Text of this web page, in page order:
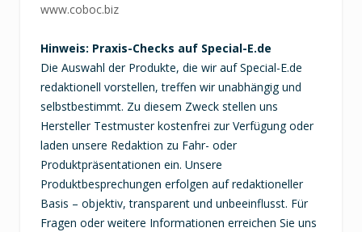
www.coboc.biz
Hinweis: Praxis-Checks auf Special-E.de
Die Auswahl der Produkte, die wir auf Special-E.de
redaktionell vorstellen, treffen wir unabhängig und
selbstbestimmt. Zu diesem Zweck stellen uns
Hersteller Testmuster kostenfrei zur Verfügung oder
laden unsere Redaktion zu Fahr- oder
Produktpräsentationen ein. Unsere
Produktbesprechungen erfolgen auf redaktioneller
Basis – objektiv, transparent und unbeeinflusst. Für
Fragen oder weitere Informationen erreichen Sie uns